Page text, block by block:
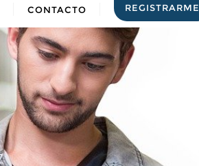
CONTACTO REGISTRARME